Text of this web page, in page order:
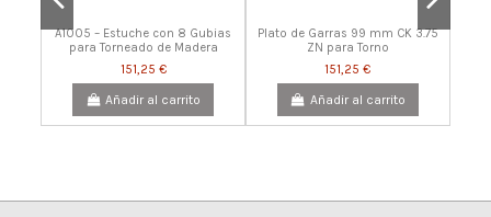
A1005 – Estuche con 8 Gubias
para Torneado de Madera
151,25 €
Añadir al carrito
Plato de Garras 99 mm CK 3.75
ZN para Torno
151,25 €
Añadir al carrito